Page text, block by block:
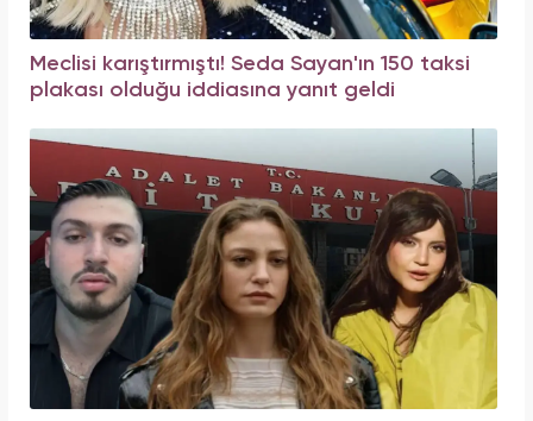
Meclisi karıştırmıştı! Seda Sayan'ın 150 taksi
plakası olduğu iddiasına yanıt geldi